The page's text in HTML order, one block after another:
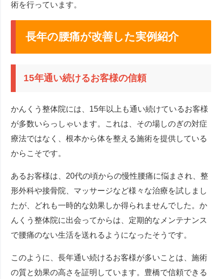
術を行っています。
長年の腰痛が改善した実例紹介
15年通い続けるお客様の信頼
かんくう整体院には、15年以上も通い続けているお客様
が多数いらっしゃいます。これは、その場しのぎの対症
療法ではなく、根本から体を整える施術を提供している
からこそです。
あるお客様は、20代の頃からの慢性腰痛に悩まされ、整
形外科や接骨院、マッサージなど様々な治療を試しまし
たが、どれも一時的な効果しか得られませんでした。か
んくう整体院に出会ってからは、定期的なメンテナンス
で腰痛のない生活を送れるようになったそうです。
このように、長年通い続けるお客様が多いことは、施術
の質と効果の高さを証明しています。豊橋で信頼できる